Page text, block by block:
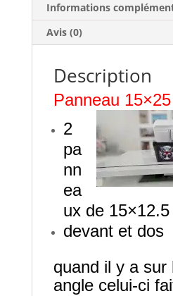
Informations
Avis (0)
Description
Panneau
2
pa
nn
ea
ux de
devant et dos
quand il y a sur
angle celui-ci